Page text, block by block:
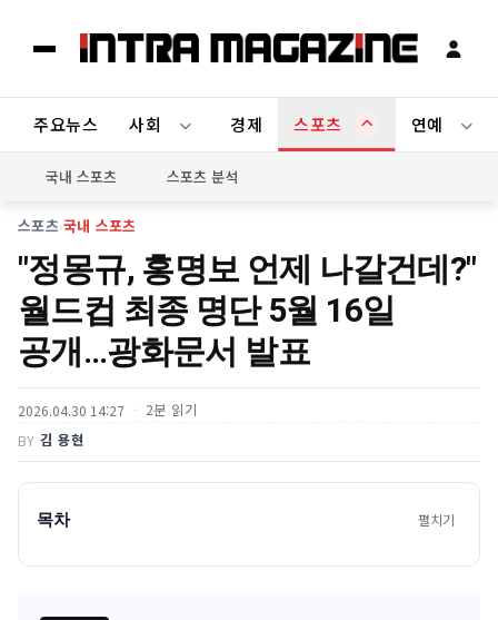
주요뉴스 사회 경제 스포츠 연예
국내 스포츠 스포츠 분석
스포츠›국내 스포츠
"정몽규, 홍명보 언제 나갈건데?"
월드컵 최종 명단 5월 16일
공개…광화문서 발표
2026.04.30 14:27 2분 읽기
BY 김 용현
목차 펼치기